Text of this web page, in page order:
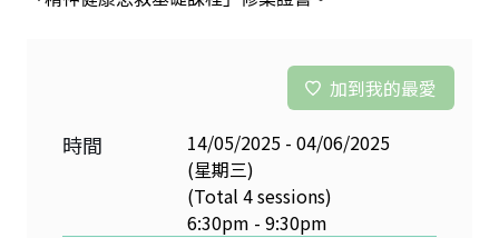
加到我的最愛
時間
14/05/2025 - 04/06/2025
(星期三)
(Total 4 sessions)
6:30pm - 9:30pm